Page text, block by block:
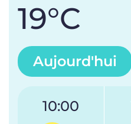
19°C
Aujourd'hui
10:00